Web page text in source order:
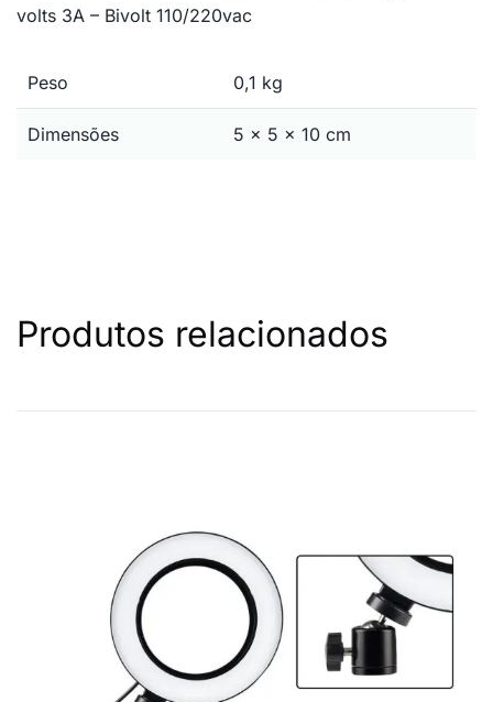
volts 3A – Bivolt 110/220vac
Peso 0,1 kg
Dimensões 5 × 5 × 10 cm
Produtos relacionados